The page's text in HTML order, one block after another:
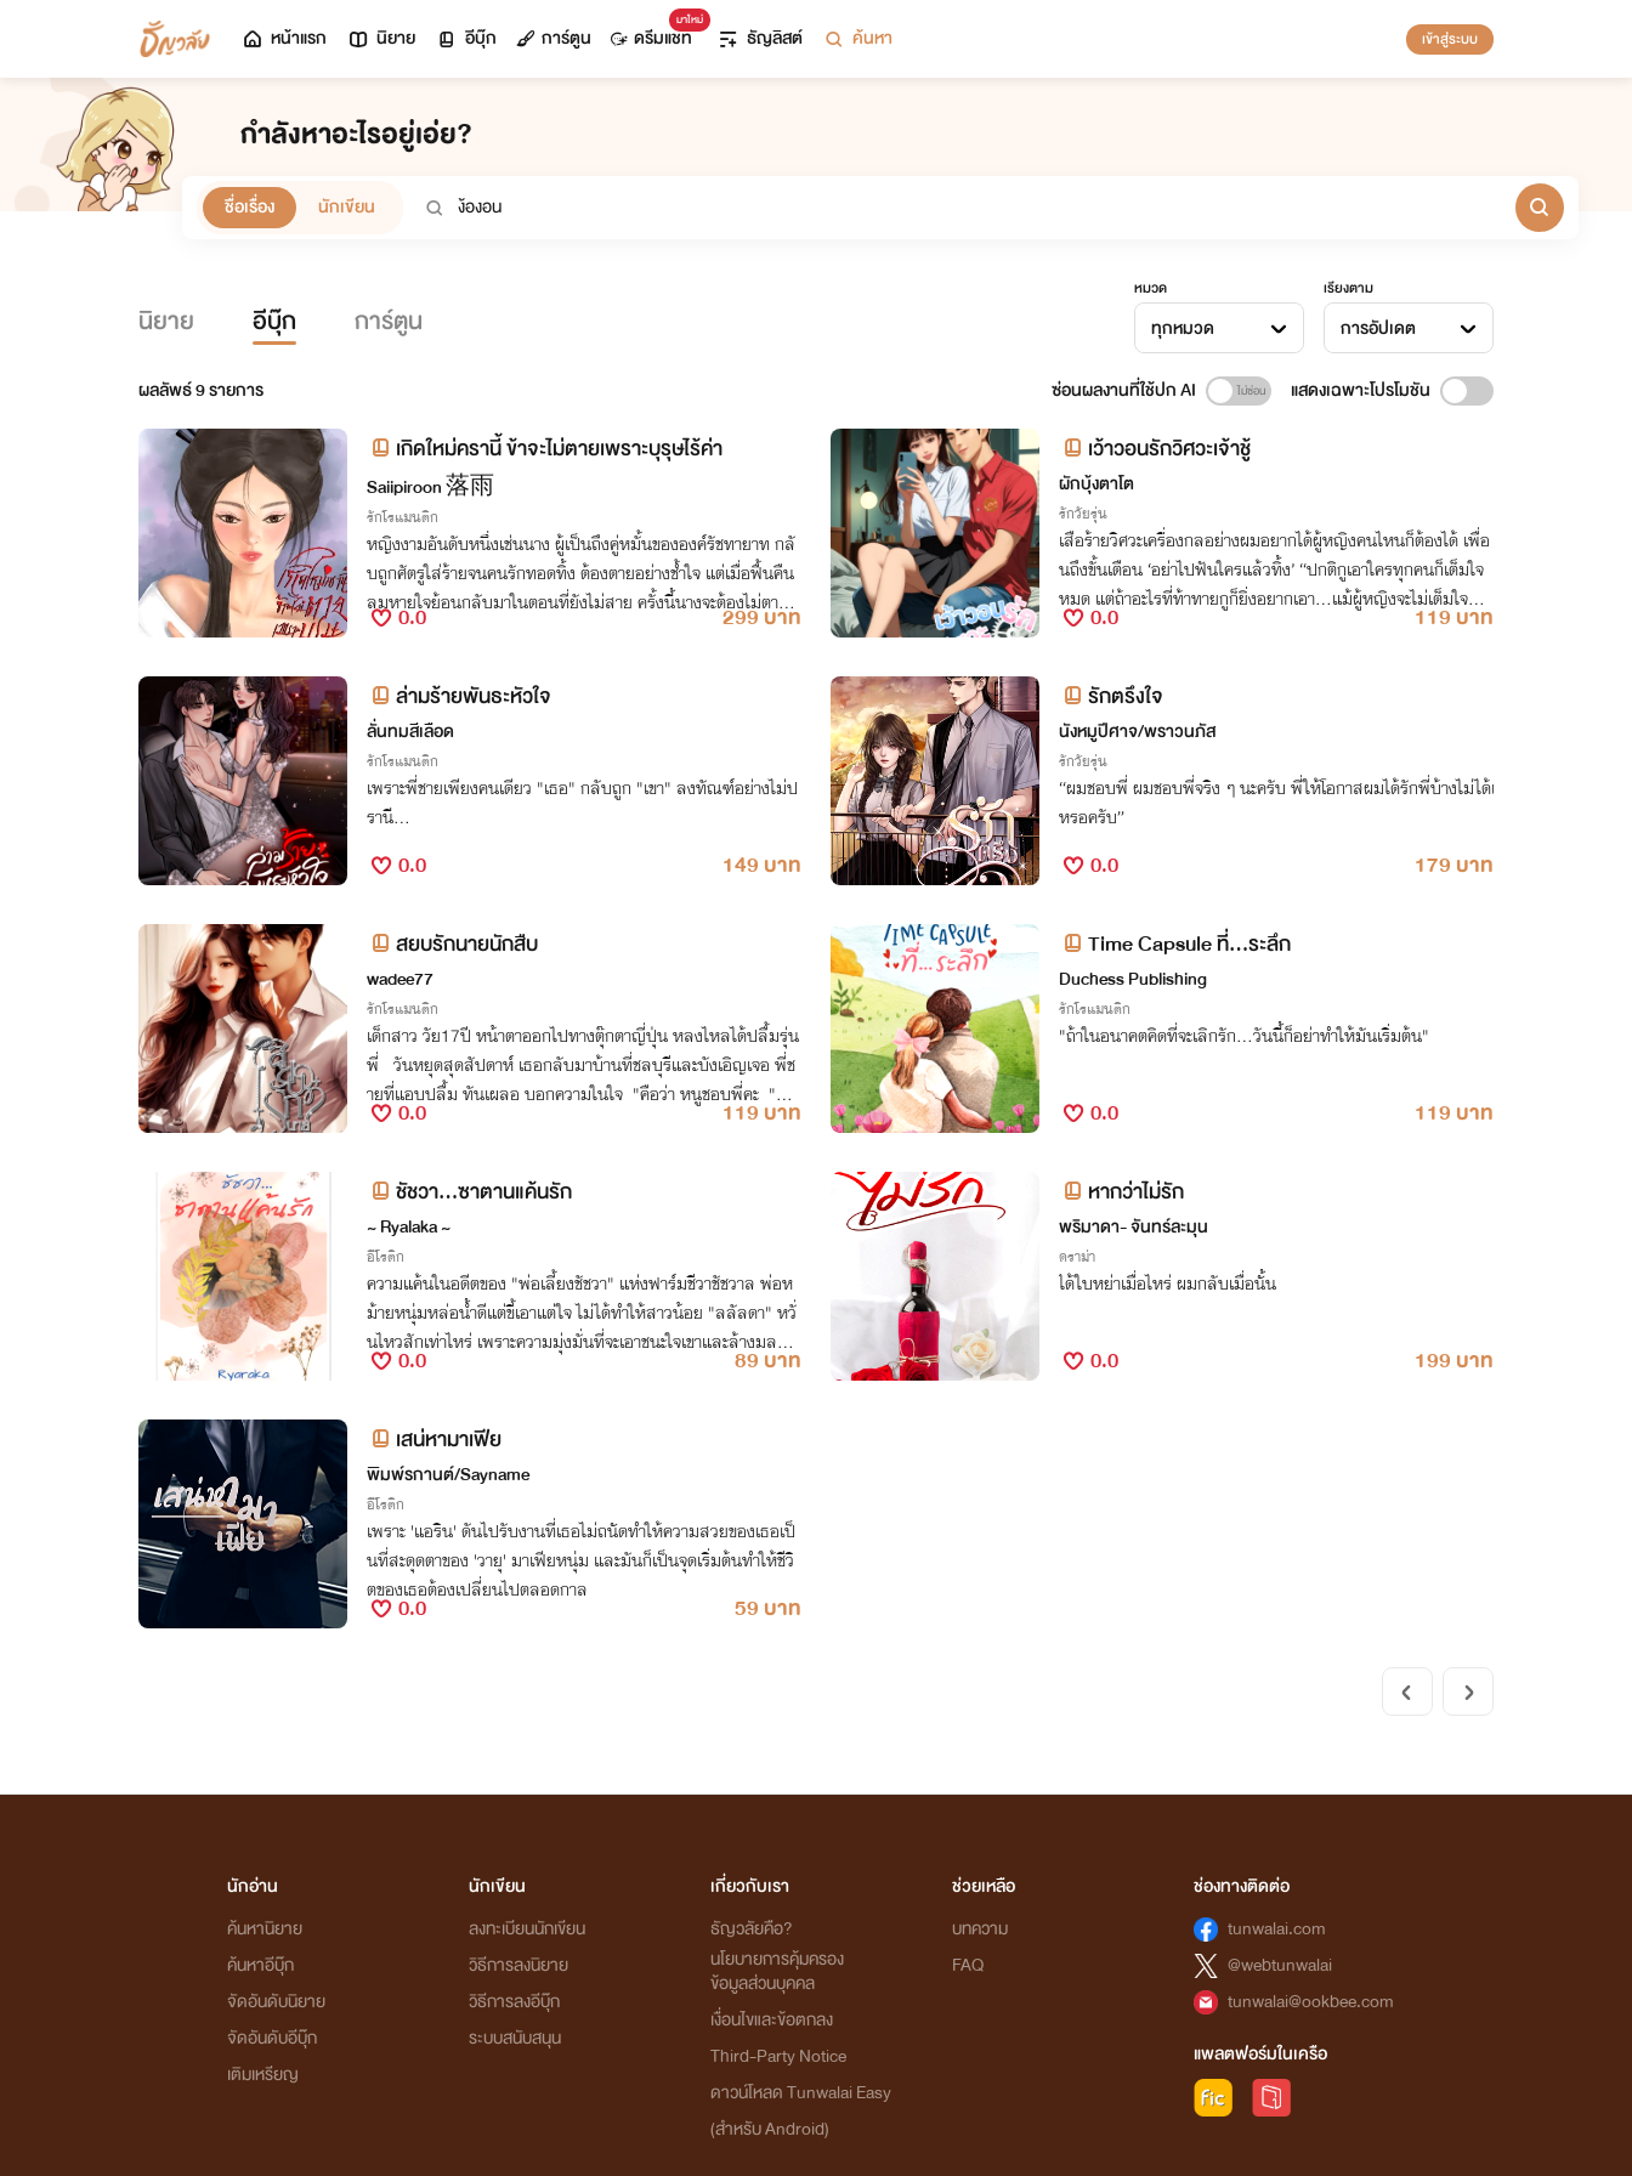
หน้าแรก นิยาย อีบุ๊ก การ์ตูน
มาใหม่
ดรีมแชท ธัญลิสต์ ค้นหา เข้าสู่ระบบ
กำลังหาอะไรอยู่เอ่ย?
ชื่อเรื่อง นักเขียน
นิยาย อีบุ๊ก การ์ตูน
หมวด
ทุกหมวด
เรียงตาม
การอัปเดต
ผลลัพธ์9รายการ ซ่อนผลงานที่ใช้ปก AI แสดงเฉพาะโปรโมชัน
เกิดใหม่ครานี้ ข้าจะไม่ตายเพราะบุรุษไร้ค่า
Saiipiroon 落雨
รักโรแมนติก
หญิงงามอันดับหนึ่งเช่นนาง ผู้เป็นถึงคู่หมั้นขององค์รัชทายาท กลั
บถูกศัตรูใส่ร้ายจนคนรักทอดทิ้ง ต้องตายอย่างช้ำใจ แต่เมื่อฟื้นคืน
ลมหายใจย้อนกลับมาในตอนที่ยังไม่สาย ครั้งนี้นางจะต้องไม่ตายอ
ย่างเสียเปล่า!
0.0 299 บาท
เว้าวอนรักวิศวะเจ้าชู้
ผักบุ้งตาโต
รักวัยรุ่น
เสือร้ายวิศวะเครื่องกลอย่างผมอยากได้ผู้หญิงคนไหนก็ต้องได้ เพื่อ
นถึงขั้นเตือน ‘อย่าไปฟันใครแล้วทิ้ง’ “ปกติกูเอาใครทุกคนก็เต็มใจ
หมด แต่ถ้าอะไรที่ท้าทายกูก็ยิ่งอยากเอา…แม้ผู้หญิงจะไม่เต็มใจก็ต
าม" 0.0 119 บาท
ล่ามร้ายพันธะหัวใจ
ลั่นทมสีเลือด
รักโรแมนติก
เพราะพี่ชายเพียงคนเดียว "เธอ" กลับถูก "เขา" ลงทัณฑ์อย่างไม่ป
รานี...
0.0 149 บาท
รักตรึงใจ
นังหมูปีศาจ/พราวนภัส
รักวัยรุ่น
“ผมชอบพี่ ผมชอบพี่จริง ๆ นะครับ พี่ให้โอกาสผมได้รักพี่บ้างไม่ได้เ
หรอครับ”
0.0 179 บาท
สยบรักนายนักสืบ
wadee77
รักโรแมนติก
เด็กสาว วัย17ปี หน้าตาออกไปทางตุ๊กตาญี่ปุ่น หลงไหลได้ปลื้มรุ่น
พี่ วันหยุดสุดสัปดาห์ เธอกลับมาบ้านที่ชลบุรีและบังเอิญเจอ พี่ช
ายที่แอบปลื้ม ทันเผลอ บอกความในใจ "คือว่า หนูชอบพี่คะ "พี่ไ
ม่ชอบเด็ก
0.0 119 บาท
Time Capsule ที่...ระลึก
Duchess Publishing
รักโรแมนติก
"ถ้าในอนาคตคิดที่จะเลิกรัก...วันนี้ก็อย่าทำให้มันเริ่มต้น"
0.0 119 บาท
ชัชวา...ซาตานแค้นรัก
~ Ryalaka ~
อีโรติก
ความแค้นในอดีตของ "พ่อเลี้ยงชัชวา" แห่งฟาร์มชีวาชัชวาล พ่อห
ม้ายหนุ่มหล่อน้ำดีแต่ขี้เอาแต่ใจ ไม่ได้ทำให้สาวน้อย "ลลัลดา" หวั่
นไหวสักเท่าไหร่ เพราะความมุ่งมั่นที่จะเอาชนะใจเขาและล้างมลทิน
ให้กับพ่อของเธอ
0.0 89 บาท
หากว่าไม่รัก
พริมาดา- จันทร์ละมุน
ดราม่า
ได้ใบหย่าเมื่อไหร่ ผมกลับเมื่อนั้น
0.0 199 บาท
เสน่หามาเฟีย
พิมพ์รกานต์/Sayname
อีโรติก
เพราะ 'แอริน' ดันไปรับงานที่เธอไม่ถนัดทำให้ความสวยของเธอเป็
นที่สะดุดตาของ 'วายุ' มาเฟียหนุ่ม และมันก็เป็นจุดเริ่มต้นทำให้ชีวิ
ตของเธอต้องเปลี่ยนไปตลอดกาล
0.0 59 บาท
นักอ่าน
ค้นหานิยาย
ค้นหาอีบุ๊ก
จัดอันดับนิยาย
จัดอันดับอีบุ๊ก
เติมเหรียญ
นักเขียน
ลงทะเบียนนักเขียน
วิธีการลงนิยาย
วิธีการลงอีบุ๊ก
ระบบสนับสนุน
เกี่ยวกับเรา
ธัญวลัยคือ?
นโยบายการคุ้มครอง
ข้อมูลส่วนบุคคล
เงื่อนไขและข้อตกลง
Third-Party Notice
ดาวน์โหลด Tunwalai Easy
(สำหรับ Android)
ช่วยเหลือ
บทความ
FAQ
ช่องทางติดต่อ
tunwalai.com
@webtunwalai
tunwalai@ookbee.com
แพลตฟอร์มในเครือ